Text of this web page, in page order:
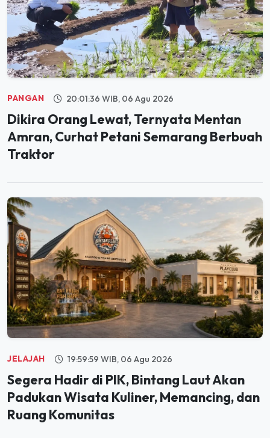
PANGAN 20:01:36 WIB, 06 Agu 2026
Dikira Orang Lewat, Ternyata Mentan
Amran, Curhat Petani Semarang Berbuah
Traktor
JELAJAH 19:59:59 WIB, 06 Agu 2026
Segera Hadir di PIK, Bintang Laut Akan
Padukan Wisata Kuliner, Memancing, dan
Ruang Komunitas